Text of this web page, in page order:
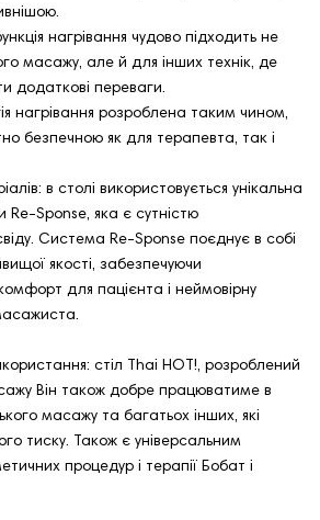
нагрівання чудово підходить не
масажу, але й для інших технік, де
додаткові переваги.
нагрівання розроблена таким чином,
безпечною як для терапевта, так і
в столі використовується унікальна
Re-Sponse, яка є сутністю
Система Re-Sponse поєднує в собі
якості, забезпечуючи
для пацієнта і неймовірну
стіл Thai HOT!, розроблений
Він також добре працюватиме в
масажу та багатьох інших, які
тиску. Також є універсальним
процедур і терапії Бобат і